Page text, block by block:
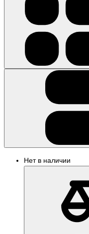
Нет в наличии